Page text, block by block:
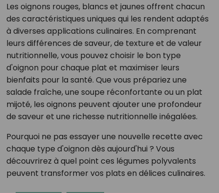
Les oignons rouges, blancs et jaunes offrent chacun
des caractéristiques uniques qui les rendent adaptés
à diverses applications culinaires. En comprenant
leurs différences de saveur, de texture et de valeur
nutritionnelle, vous pouvez choisir le bon type
d'oignon pour chaque plat et maximiser leurs
bienfaits pour la santé. Que vous prépariez une
salade fraîche, une soupe réconfortante ou un plat
mijoté, les oignons peuvent ajouter une profondeur
de saveur et une richesse nutritionnelle inégalées.
Pourquoi ne pas essayer une nouvelle recette avec
chaque type d'oignon dès aujourd'hui ? Vous
découvrirez à quel point ces légumes polyvalents
peuvent transformer vos plats en délices culinaires.